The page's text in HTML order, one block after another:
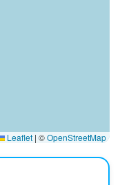
Leaflet | ©OpenStreetMap